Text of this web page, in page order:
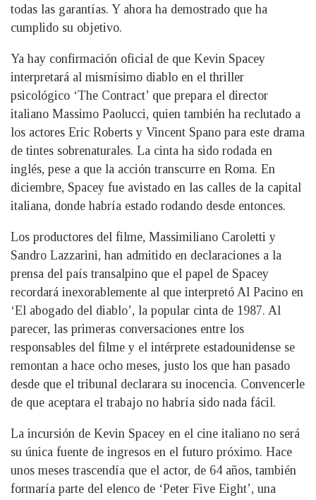
todas las garantías. Y ahora ha demostrado que ha
cumplido su objetivo.
Ya hay confirmación oficial de que Kevin Spacey
interpretará al mismísimo diablo en el thriller
psicológico ‘The Contract’ que prepara el director
italiano Massimo Paolucci, quien también ha reclutado a
los actores Eric Roberts y Vincent Spano para este drama
de tintes sobrenaturales. La cinta ha sido rodada en
inglés, pese a que la acción transcurre en Roma. En
diciembre, Spacey fue avistado en las calles de la capital
italiana, donde habría estado rodando desde entonces.
Los productores del filme, Massimiliano Caroletti y
Sandro Lazzarini, han admitido en declaraciones a la
prensa del país transalpino que el papel de Spacey
recordará inexorablemente al que interpretó Al Pacino en
‘El abogado del diablo’, la popular cinta de 1987. Al
parecer, las primeras conversaciones entre los
responsables del filme y el intérprete estadounidense se
remontan a hace ocho meses, justo los que han pasado
desde que el tribunal declarara su inocencia. Convencerle
de que aceptara el trabajo no habría sido nada fácil.
La incursión de Kevin Spacey en el cine italiano no será
su única fuente de ingresos en el futuro próximo. Hace
unos meses trascendía que el actor, de 64 años, también
formaría parte del elenco de ‘Peter Five Eight’, una